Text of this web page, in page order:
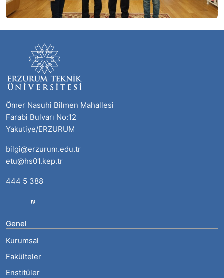
Ömer Nasuhi Bilmen Mahallesi
Farabi Bulvarı No:12
Yakutiye/ERZURUM
bilgi@erzurum.edu.tr
etu@hs01.kep.tr
444 5 388
Genel
Kurumsal
Fakülteler
Enstitüler